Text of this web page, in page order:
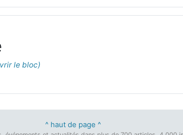
^ haut de page ^